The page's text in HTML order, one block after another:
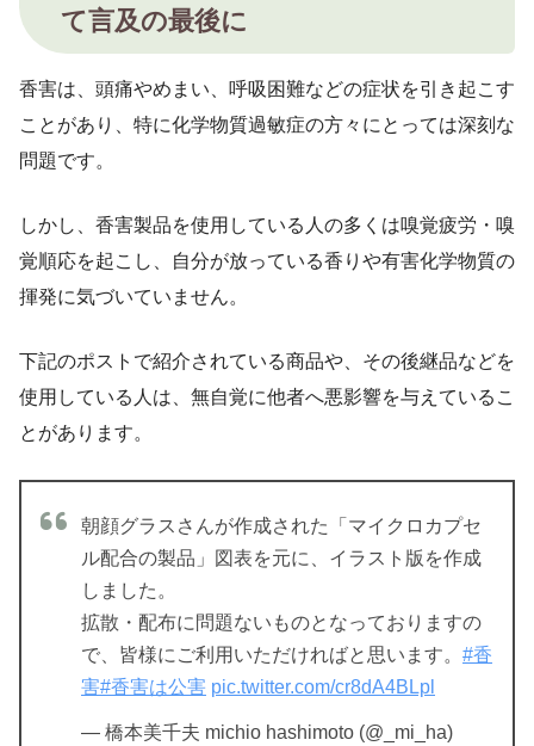
て言及の最後に
香害は、頭痛やめまい、呼吸困難などの症状を引き起こす
ことがあり、特に化学物質過敏症の方々にとっては深刻な
問題です。
しかし、香害製品を使用している人の多くは嗅覚疲労・嗅
覚順応を起こし、自分が放っている香りや有害化学物質の
揮発に気づいていません。
下記のポストで紹介されている商品や、その後継品などを
使用している人は、無自覚に他者へ悪影響を与えているこ
とがあります。
朝顔グラスさんが作成された「マイクロカプセ
ル配合の製品」図表を元に、イラスト版を作成
しました。
拡散・配布に問題ないものとなっておりますの
で、皆様にご利用いただければと思います。 #香
害#香害は公害 pic.twitter.com/cr8dA4BLpl
— 橋本美千夫 michio hashimoto (@_mi_ha)